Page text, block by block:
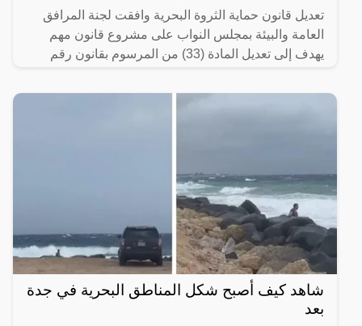
تعديل قانون حماية الثروة البحرية وافقت لجنة المرافق
العامة والبيئة بمجلس النواب على مشروع قانون مهم
يهدف إلى تعديل المادة (33) من المرسوم بقانون رقم
شاهد كيف أصبح شكل المناطق البحرية في جدة
بعد